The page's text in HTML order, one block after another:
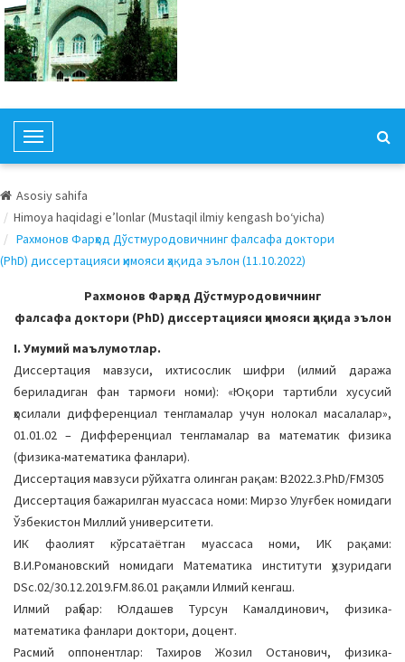
T
o
g
e
N
v
g
a
t
i
o
n
Asosiy sahifa
Himoya haqidagi e’lonlar (Mustaqil ilmiy kengash bo‘yicha)
Рахмонов Фарҳод Дўстмуродовичнинг фалсафа доктори
(PhD) диссертацияси ҳимояси ҳақида эълон (11.10.2022)
Рахмонов Фарҳод Дўстмуродовичнинг
фалсафа доктори (PhD) диссертацияси ҳимояси ҳақида эълон
I. Умумий маълумотлар.
Диссертация мавзуси, ихтисослик шифри (илмий даража
бериладиган фан тармоғи номи): «Юқори тартибли хусусий
ҳосилали дифференциал тенгламалар учун нолокал масалалар»,
01.01.02 – Дифференциал тенгламалар ва математик физика
(физика-математика фанлари).
Диссертация мавзуси рўйхатга олинган рақам: В2022.3.PhD/FM305
Диссертация бажарилган муассаса номи: Мирзо Улуғбек номидаги
Ўзбекистон Миллий университети.
ИК фаолият кўрсатаётган муассаса номи, ИК рақами:
В.И.Романовский номидаги Математика институти ҳузуридаги
DSc.02/30.12.2019.FM.86.01 рақамли Илмий кенгаш.
Илмий раҳбар: Юлдашев Турсун Камалдинович, физика-
математика фанлари доктори, доцент.
Расмий оппонентлар: Тахиров Жозил Останович, физика-